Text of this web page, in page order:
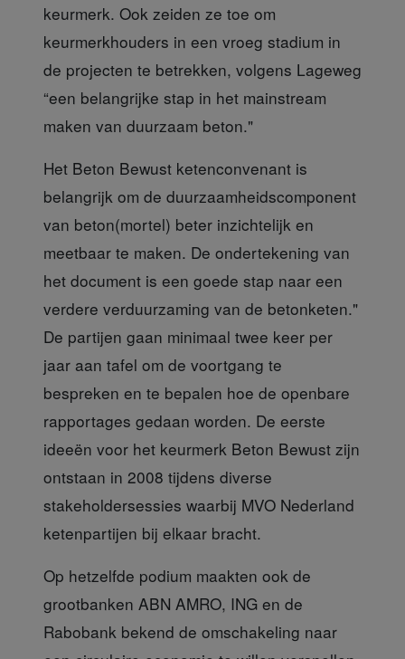
keurmerk. Ook zeiden ze toe om
keurmerkhouders in een vroeg stadium in
de projecten te betrekken, volgens Lageweg
“een belangrijke stap in het mainstream
maken van duurzaam beton."
Het Beton Bewust ketenconvenant is
belangrijk om de duurzaamheidscomponent
van beton(mortel) beter inzichtelijk en
meetbaar te maken. De ondertekening van
het document is een goede stap naar een
verdere verduurzaming van de betonketen."
De partijen gaan minimaal twee keer per
jaar aan tafel om de voortgang te
bespreken en te bepalen hoe de openbare
rapportages gedaan worden. De eerste
ideeën voor het keurmerk Beton Bewust zijn
ontstaan in 2008 tijdens diverse
stakeholdersessies waarbij MVO Nederland
ketenpartijen bij elkaar bracht.
Op hetzelfde podium maakten ook de
grootbanken ABN AMRO, ING en de
Rabobank bekend de omschakeling naar